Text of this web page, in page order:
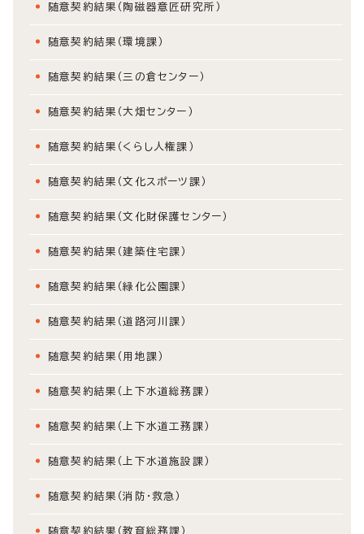
随意契約結果（陶磁器意匠研究所）
随意契約結果（環境課）
随意契約結果（三の倉センター）
随意契約結果（大畑センター）
随意契約結果（くらし人権課）
随意契約結果（文化スポーツ課）
随意契約結果（文化財保護センター）
随意契約結果（建築住宅課）
随意契約結果（緑化公園課）
随意契約結果（道路河川課）
随意契約結果（用地課）
随意契約結果（上下水道総務課）
随意契約結果（上下水道工務課）
随意契約結果（上下水道施設課）
随意契約結果（消防・救急）
随意契約結果（教育総務課）